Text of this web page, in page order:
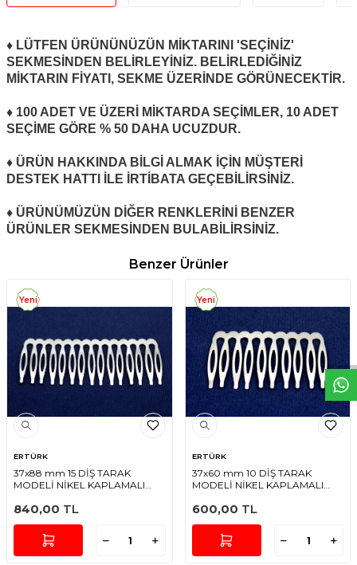
W
h
t
s
a
p
p
D
e
s
e
H
a
t
t
♦ LÜTFEN ÜRÜNÜNÜZÜN MİKTARINI 'SEÇİNİZ'
SEKMESİNDEN BELİRLEYİNİZ. BELİRLEDİĞİNİZ
MİKTARIN FİYATI, SEKME ÜZERİNDE GÖRÜNECEKTİR.
♦ 100 ADET VE ÜZERİ MİKTARDA SEÇİMLER, 10 ADET
SEÇİME GÖRE % 50 DAHA UCUZDUR.
♦ ÜRÜN HAKKINDA BİLGİ ALMAK İÇİN MÜŞTERİ
DESTEK HATTI İLE İRTİBATA GEÇEBİLİRSİNİZ.
♦ ÜRÜNÜMÜZÜN DİĞER RENKLERİNİ BENZER
ÜRÜNLER SEKMESİNDEN BULABİLİRSİNİZ.
Benzer Ürünler
Yeni
ERTÜRK
37x88 mm 15 DİŞ TARAK
MODELİ NİKEL KAPLAMALI
840,00 TL
Yeni
ERTÜRK
37x60 mm 10 DİŞ TARAK
MODELİ NİKEL KAPLAMALI
600,00 TL